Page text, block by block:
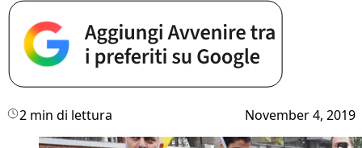
2 min di lettura November 4, 2019